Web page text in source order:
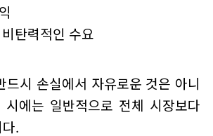
탄력적인 수요
드시 손실에서 자유로운 것은 아니
에는 일반적으로 전체 시장보다
.